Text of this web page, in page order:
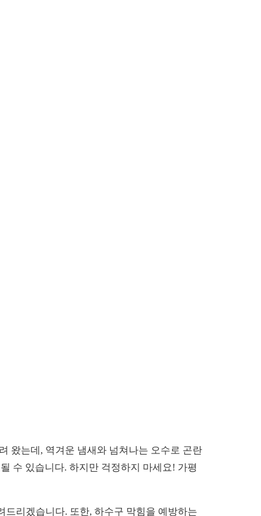
왔는데, 역겨운 냄새와 넘쳐나는 오수로 곤란
수 있습니다. 하지만 걱정하지 마세요! 가평
리겠습니다. 또한, 하수구 막힘을 예방하는